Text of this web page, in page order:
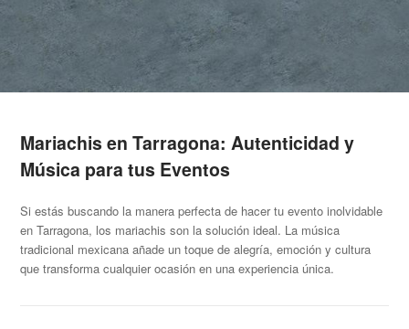
Mariachis en Tarragona: Autenticidad y
Música para tus Eventos
Si estás buscando la manera perfecta de hacer tu evento inolvidable
en Tarragona, los mariachis son la solución ideal. La música
tradicional mexicana añade un toque de alegría, emoción y cultura
que transforma cualquier ocasión en una experiencia única.